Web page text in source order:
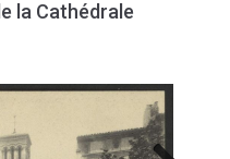
la Cathédrale